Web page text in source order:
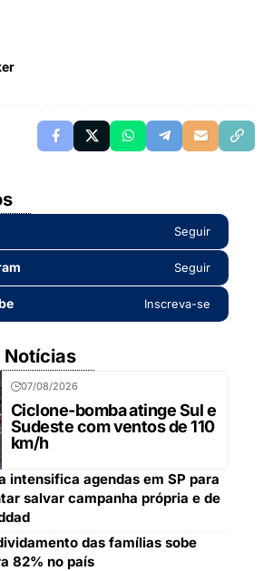
Seguir
Seguir
Inscreva-se
Notícias
07/08/2026
Ciclone-bomba atinge Sul e
Sudeste com ventos de 110
km/h
intensifica agendas em SP para
salvar campanha própria e de
das famílias sobe
82% no país